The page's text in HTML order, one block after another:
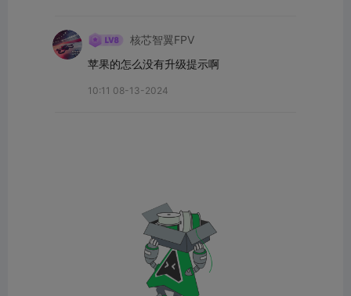
核芯智翼FPV
苹果的怎么没有升级提示啊
10:11 08-13-2024